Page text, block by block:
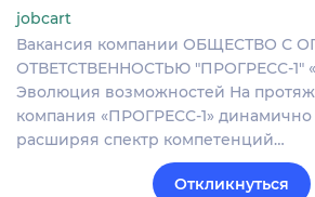
jobcart
Вакансия компании ОБЩЕСТВО С
ОТВЕТСТВЕННОСТЬЮ "ПРОГРЕСС-1"
Эволюция возможностей На
компания «ПРОГРЕСС-1» динамично
расширяя спектр компетенций…
Откликнуться